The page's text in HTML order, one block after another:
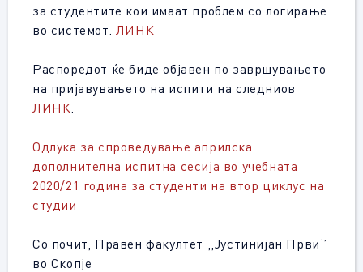
за студентите кои имаат проблем со логирање
во системот. ЛИНК
Распоредот ќе биде објавен по завршувањето
на пријавувањето на испити на следниов
ЛИНК.
Одлука за спроведување априлска
дополнителна испитна сесија во учебната
2020/21 година за студенти на втор циклус на
студии
Со почит, Правен факултет ,,Јустинијан Први‘’
во Скопје